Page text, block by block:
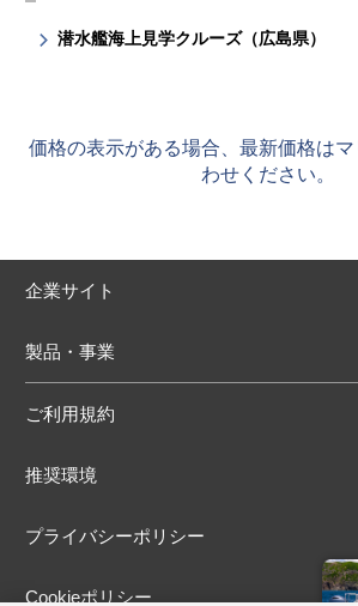
潜水艦海上見学クルーズ（広島県）
価格の表示がある場合、最新価格は
わせください。
企業サイト
製品・事業
ご利用規約
推奨環境
プライバシーポリシー
Cookieポリシー